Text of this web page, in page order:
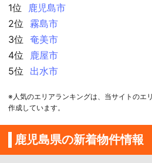
1位
鹿児島市
2位
霧島市
3位
奄美市
4位
鹿屋市
5位
出水市
※人気のエリアランキングは、当サイトのエ
作成しています。
鹿児島県の新着物件情報